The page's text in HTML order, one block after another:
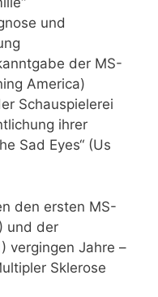
und
der MS-
America)
Schauspielerei
ihrer
Sad Eyes“ (Us
den ersten MS-
und der
vergingen Jahre –
Sklerose